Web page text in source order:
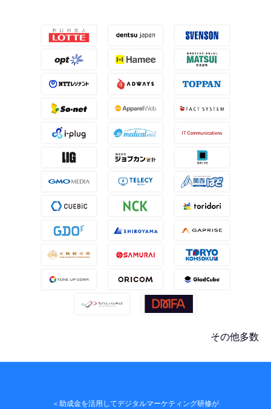
その他多数
＜助成金を活用してデジタルマーケティング研修が